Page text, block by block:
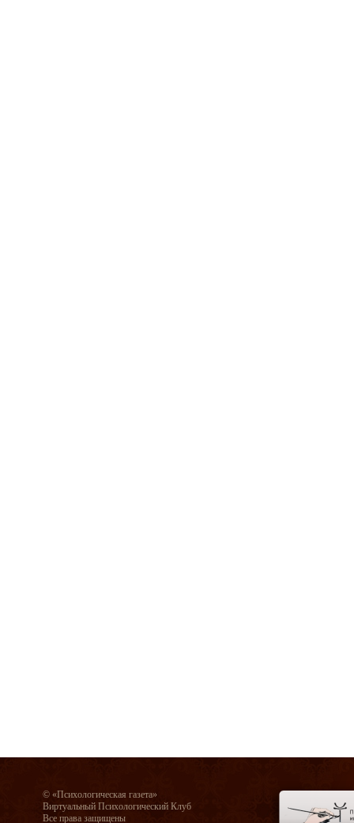
© «Психологическая газета»
Виртуальный Психологический Клуб
Все права защищены